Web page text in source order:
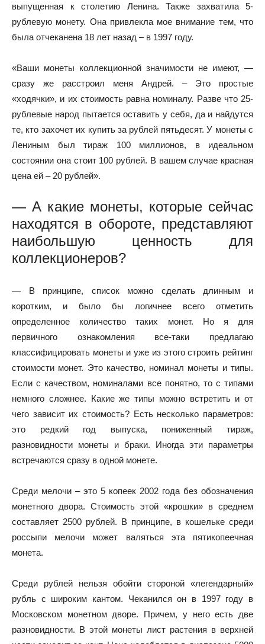
выпущенная к столетию Ленина. Также захватила 5-
рублевую монету. Она привлекла мое внимание тем, что
была отчеканена 18 лет назад – в 1997 году.
«Ваши монеты коллекционной значимости не имеют, —
сразу же расстроил меня Андрей. – Это простые
«ходячки», и их стоимость равна номиналу. Разве что 25-
рублевые народ пытается оставить у себя, да и найдутся
те, кто захочет их купить за рублей пятьдесят. У монеты с
Лениным был тираж 100 миллионов, в идеальном
состоянии она стоит 100 рублей. В вашем случае красная
цена ей – 20 рублей».
— А какие монеты, которые сейчас
находятся в обороте, представляют
наибольшую ценность для
коллекционеров?
— В принципе, список можно сделать длинным и
коротким, и было бы логичнее всего отметить
определенное количество таких монет. Но я для
первичного ознакомления все-таки предлагаю
классифицировать монеты и уже из этого строить рейтинг
стоимости монет. Это качество, номинал монеты и типы.
Если с качеством, номиналами все понятно, то с типами
немного сложнее. Какие же типы можно встретить и от
чего зависит их стоимость? Есть несколько параметров:
это редкий год выпуска, пониженный тираж,
разновидности монеты и браки. Иногда эти параметры
встречаются сразу в одной монете.
Среди мелочи – это 5 копеек 2002 года без обозначения
монетного двора. Стоимость этой «крошки» в среднем
составляет 2500 рублей. В принципе, в кошельке среди
россыпи мелочи может валяться эта пятикопеечная
монета.
Среди рублей нельзя обойти стороной «легендарный»
рубль с широким кантом. Чеканился он в 1997 году в
Московском монетном дворе. Причем, у него есть две
разновидности. В этой монеты лист растения в верхней